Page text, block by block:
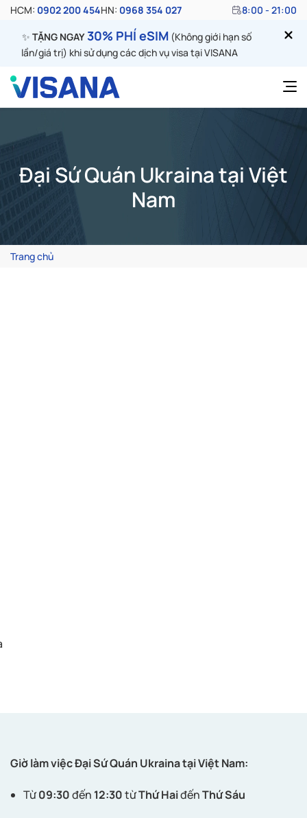
HCM: 0902 200 454HN: 0968 354 027 8:00 - 21:00
✨ TẶNG NGAY30% PHÍ eSIM (Không giới hạn số
lần/giá trị) khi sử dụng các dịch vụ visa tại VISANA
Đại Sứ Quán Ukraina tại Việt
Nam
Trang chủ
Giờ làm việc Đại Sứ Quán Ukraina tại Việt Nam:
Từ09:30đến 12:30từThứ HaiđếnThứ Sáu